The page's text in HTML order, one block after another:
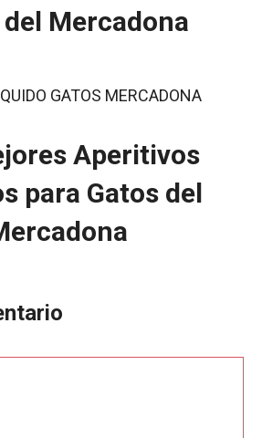
Mercadona
Aperitivos
para Gatos del